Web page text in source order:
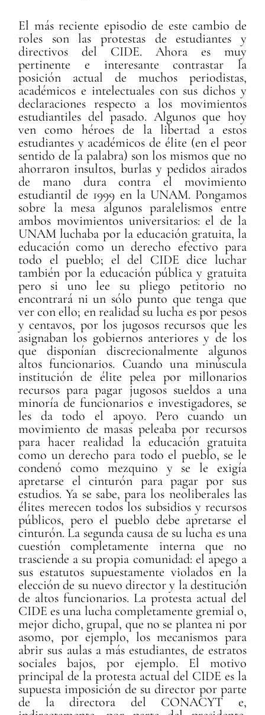
El más reciente episodio de este cambio de
roles son las protestas de estudiantes y
directivos del CIDE. Ahora es muy
pertinente e interesante contrastar la
posición actual de muchos periodistas,
académicos e intelectuales con sus dichos y
declaraciones respecto a los movimientos
estudiantiles del pasado. Algunos que hoy
ven como héroes de la libertad a estos
estudiantes y académicos de élite (en el peor
sentido de la palabra) son los mismos que no
ahorraron insultos, burlas y pedidos airados
de mano dura contra el movimiento
estudiantil de 1999 en la UNAM. Pongamos
sobre la mesa algunos paralelismos entre
ambos movimientos universitarios: el de la
UNAM luchaba por la educación gratuita, la
educación como un derecho efectivo para
todo el pueblo; el del CIDE dice luchar
también por la educación pública y gratuita
pero si uno lee su pliego petitorio no
encontrará ni un sólo punto que tenga que
ver con ello; en realidad su lucha es por pesos
y centavos, por los jugosos recursos que les
asignaban los gobiernos anteriores y de los
que disponían discrecionalmente algunos
altos funcionarios. Cuando una minúscula
institución de élite pelea por millonarios
recursos para pagar jugosos sueldos a una
minoría de funcionarios e investigadores, se
les da todo el apoyo. Pero cuando un
movimiento de masas peleaba por recursos
para hacer realidad la educación gratuita
como un derecho para todo el pueblo, se le
condenó como mezquino y se le exigía
apretarse el cinturón para pagar por sus
estudios. Ya se sabe, para los neoliberales las
élites merecen todos los subsidios y recursos
públicos, pero el pueblo debe apretarse el
cinturón. La segunda causa de su lucha es una
cuestión completamente interna que no
trasciende a su propia comunidad: el apego a
sus estatutos supuestamente violados en la
elección de su nuevo director y la destitución
de altos funcionarios. La protesta actual del
CIDE es una lucha completamente gremial o,
mejor dicho, grupal, que no se plantea ni por
asomo, por ejemplo, los mecanismos para
abrir sus aulas a más estudiantes, de estratos
sociales bajos, por ejemplo. El motivo
principal de la protesta actual del CIDE es la
supuesta imposición de su director por parte
de la directora del CONACYT e,